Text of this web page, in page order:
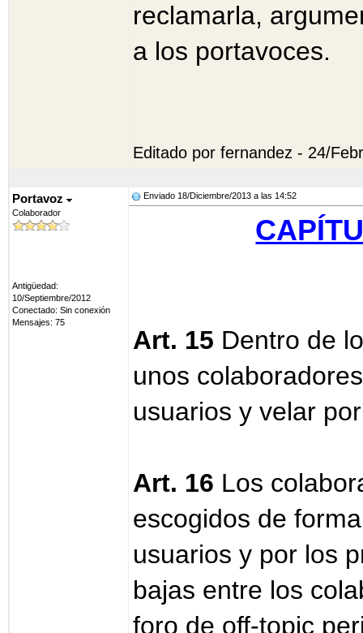
reclamarla,
a los portavoces.
Editado por fernandez - 24/
Portavoz
Colaborador
Antigüedad:
10/Septiembre/2012
Conectado: Sin conexión
Mensajes: 75
Enviado 18/Diciembre/2013 a las 14:52
Art. 15 Dentro de
unos
usuarios y velar
Art. 16 Los
escogidos de
usuarios y por los
bajas entre los
foro de off-topic